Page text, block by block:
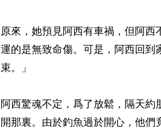
原來，她預見阿西有車禍，但阿
運的是無致命傷。可是，阿西回
束。」
阿西驚魂不定，爲了放鬆，隔天
開那裏。由於釣魚過於開心，他們